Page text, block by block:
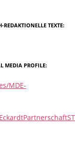
TEXTE:
MEDIA PROFILE:
MDE-